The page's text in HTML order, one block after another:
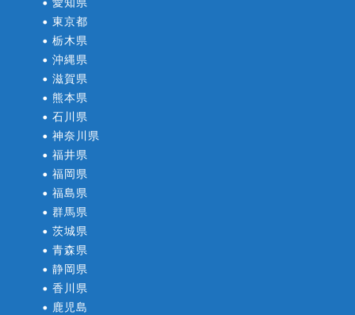
東京都
栃木県
沖縄県
滋賀県
熊本県
石川県
神奈川県
福井県
福岡県
福島県
群馬県
茨城県
青森県
静岡県
香川県
鹿児島